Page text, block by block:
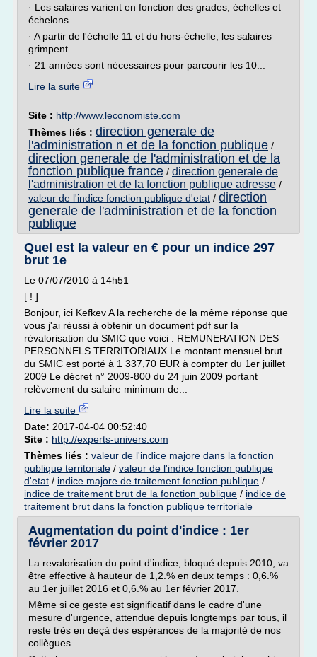
· Les salaires varient en fonction des grades, échelles et
échelons
· A partir de l'échelle 11 et du hors-échelle, les salaires
grimpent
· 21 années sont nécessaires pour parcourir les 10...
Lire la suite
Site : http://www.leconomiste.com
Thèmes liés : direction generale de
l'administration n et de la fonction publique /
direction generale de l'administration et de la
fonction publique france / direction generale de
l'administration et de la fonction publique adresse /
valeur de l'indice fonction publique d'etat / direction
generale de l'administration et de la fonction
publique
Quel est la valeur en € pour un indice 297
brut 1e
Le 07/07/2010 à 14h51
[ ! ]
Bonjour, ici Kefkev A la recherche de la même réponse que
vous j'ai réussi à obtenir un document pdf sur la
révalorisation du SMIC que voici : REMUNERATION DES
PERSONNELS TERRITORIAUX Le montant mensuel brut
du SMIC est porté à 1 337,70 EUR à compter du 1er juillet
2009 Le décret n° 2009-800 du 24 juin 2009 portant
relèvement du salaire minimum de...
Lire la suite
Date: 2017-04-04 00:52:40
Site : http://experts-univers.com
Thèmes liés : valeur de l'indice majore dans la fonction
publique territoriale / valeur de l'indice fonction publique
d'etat / indice majore de traitement fonction publique /
indice de traitement brut de la fonction publique / indice de
traitement brut dans la fonction publique territoriale
Augmentation du point d'indice : 1er
février 2017
La revalorisation du point d'indice, bloqué depuis 2010, va
être effective à hauteur de 1,2.% en deux temps : 0,6.%
au 1er juillet 2016 et 0,6.% au 1er février 2017.
Même si ce geste est significatif dans le cadre d'une
mesure d'urgence, attendue depuis longtemps par tous, il
reste très en deçà des espérances de la majorité de nos
collègues.